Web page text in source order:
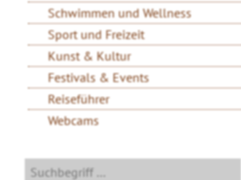
Schwimmen und Wellness
Sport und Freizeit
Kunst & Kultur
Festivals & Events
Reiseführer
Webcams